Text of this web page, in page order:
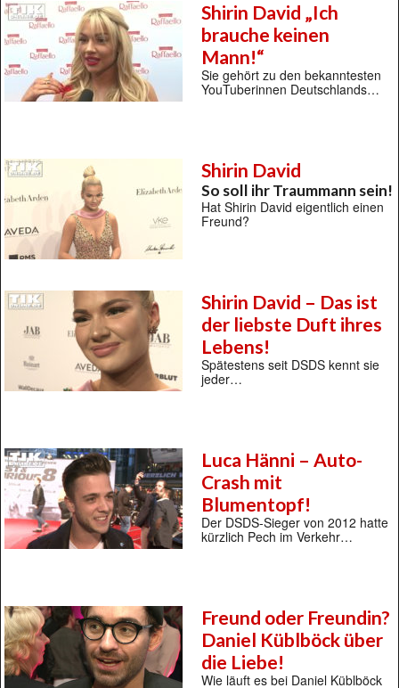
Shirin David „Ich
brauche keinen
Mann!“
Sie gehört zu den bekanntesten
YouTuberinnen Deutschlands…
Shirin David
So soll ihr Traummann sein!
Hat Shirin David eigentlich einen
Freund?
Shirin David – Das ist
der liebste Duft ihres
Lebens!
Spätestens seit DSDS kennt sie
jeder…
Luca Hänni – Auto-
Crash mit
Blumentopf!
Der DSDS-Sieger von 2012 hatte
kürzlich Pech im Verkehr…
Freund oder Freundin?
Daniel Küblböck über
die Liebe!
Wie läuft es bei Daniel Küblböck